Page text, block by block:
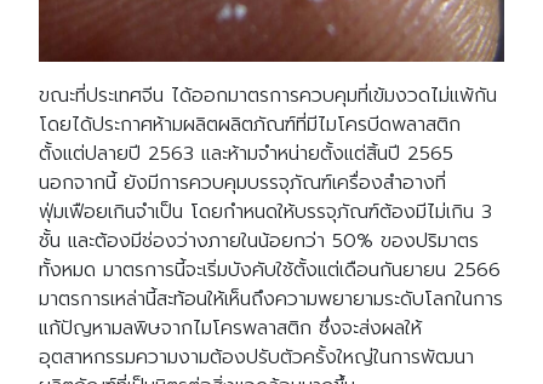
ขณะที่ประเทศจีน ได้ออกมาตรการควบคุมที่เข้มงวดไม่แพ้กัน
โดยได้ประกาศห้ามผลิตผลิตภัณฑ์ที่มีไมโครบีดพลาสติก
ตั้งแต่ปลายปี 2563 และห้ามจำหน่ายตั้งแต่สิ้นปี 2565
นอกจากนี้ ยังมีการควบคุมบรรจุภัณฑ์เครื่องสำอางที่
ฟุ่มเฟือยเกินจำเป็น โดยกำหนดให้บรรจุภัณฑ์ต้องมีไม่เกิน 3
ชั้น และต้องมีช่องว่างภายในน้อยกว่า 50% ของปริมาตร
ทั้งหมด มาตรการนี้จะเริ่มบังคับใช้ตั้งแต่เดือนกันยายน 2566
มาตรการเหล่านี้สะท้อนให้เห็นถึงความพยายามระดับโลกในการ
แก้ปัญหามลพิษจากไมโครพลาสติก ซึ่งจะส่งผลให้
อุตสาหกรรมความงามต้องปรับตัวครั้งใหญ่ในการพัฒนา